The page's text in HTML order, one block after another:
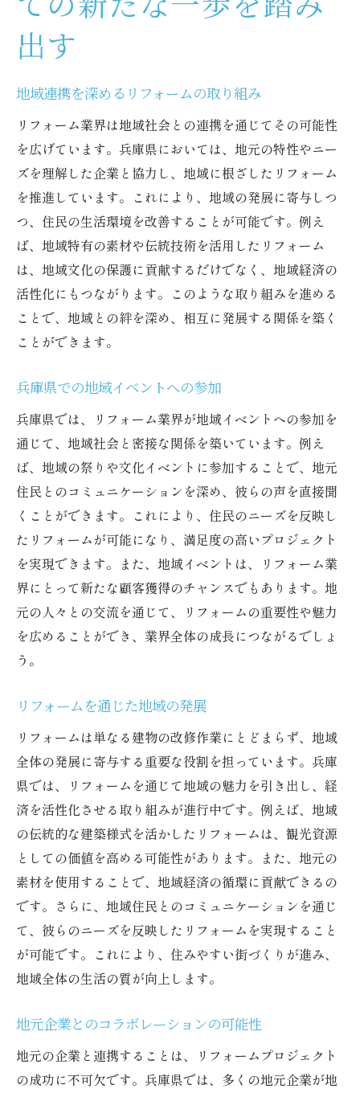
出す
地域連携を深めるリフォームの取り組み
リフォーム業界は地域社会との連携を通じてその可能性
を広げています。兵庫県においては、地元の特性やニー
ズを理解した企業と協力し、地域に根ざしたリフォーム
を推進しています。これにより、地域の発展に寄与しつ
つ、住民の生活環境を改善することが可能です。例え
ば、地域特有の素材や伝統技術を活用したリフォーム
は、地域文化の保護に貢献するだけでなく、地域経済の
活性化にもつながります。このような取り組みを進める
ことで、地域との絆を深め、相互に発展する関係を築く
ことができます。
兵庫県での地域イベントへの参加
兵庫県では、リフォーム業界が地域イベントへの参加を
通じて、地域社会と密接な関係を築いています。例え
ば、地域の祭りや文化イベントに参加することで、地元
住民とのコミュニケーションを深め、彼らの声を直接聞
くことができます。これにより、住民のニーズを反映し
たリフォームが可能になり、満足度の高いプロジェクト
を実現できます。また、地域イベントは、リフォーム業
界にとって新たな顧客獲得のチャンスでもあります。地
元の人々との交流を通じて、リフォームの重要性や魅力
を広めることができ、業界全体の成長につながるでしょ
う。
リフォームを通じた地域の発展
リフォームは単なる建物の改修作業にとどまらず、地域
全体の発展に寄与する重要な役割を担っています。兵庫
県では、リフォームを通じて地域の魅力を引き出し、経
済を活性化させる取り組みが進行中です。例えば、地域
の伝統的な建築様式を活かしたリフォームは、観光資源
としての価値を高める可能性があります。また、地元の
素材を使用することで、地域経済の循環に貢献できるの
です。さらに、地域住民とのコミュニケーションを通じ
て、彼らのニーズを反映したリフォームを実現すること
が可能です。これにより、住みやすい街づくりが進み、
地域全体の生活の質が向上します。
地元企業とのコラボレーションの可能性
地元の企業と連携することは、リフォームプロジェクト
の成功に不可欠です。兵庫県では、多くの地元企業が地